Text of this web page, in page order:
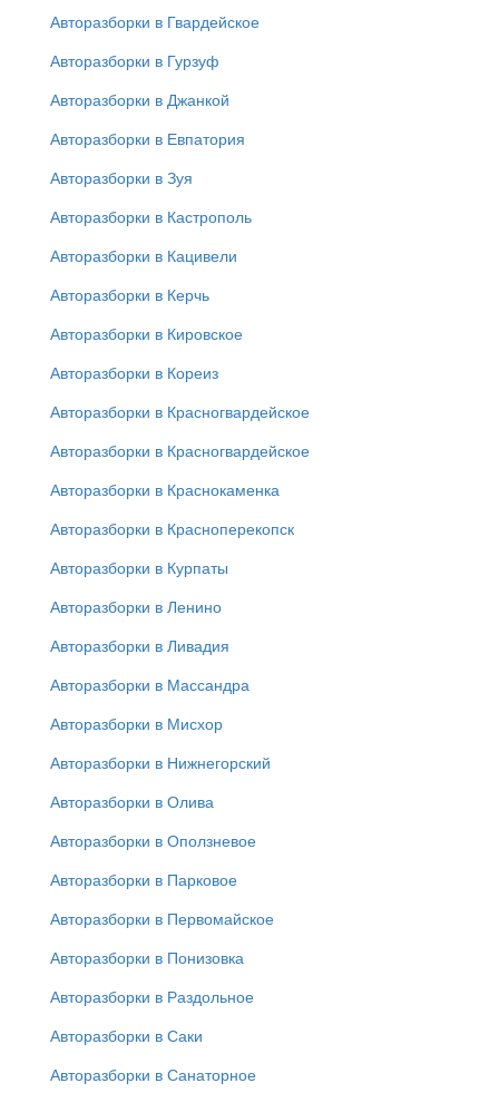
Авторазборки в Гвардейское
Авторазборки в Гурзуф
Авторазборки в Джанкой
Авторазборки в Евпатория
Авторазборки в Зуя
Авторазборки в Кастрополь
Авторазборки в Кацивели
Авторазборки в Керчь
Авторазборки в Кировское
Авторазборки в Кореиз
Авторазборки в Красногвардейское
Авторазборки в Красногвардейское
Авторазборки в Краснокаменка
Авторазборки в Красноперекопск
Авторазборки в Курпаты
Авторазборки в Ленино
Авторазборки в Ливадия
Авторазборки в Массандра
Авторазборки в Мисхор
Авторазборки в Нижнегорский
Авторазборки в Олива
Авторазборки в Оползневое
Авторазборки в Парковое
Авторазборки в Первомайское
Авторазборки в Понизовка
Авторазборки в Раздольное
Авторазборки в Саки
Авторазборки в Санаторное